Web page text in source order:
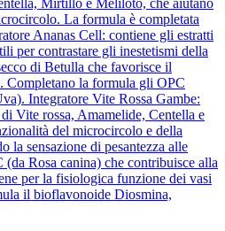
La formula è completata
Ananas Cell: contiene gli estratti
per contrastare gli inestetismi della
di Betulla che favorisce il
Completano la formula gli OPC
Integratore Vite Rossa Gambe:
Vite rossa, Amamelide, Centella e
del microcircolo e della
la sensazione di pesantezza alle
(da Rosa canina) che contribuisce alla
per la fisiologica funzione dei vasi
il bioflavonoide Diosmina,